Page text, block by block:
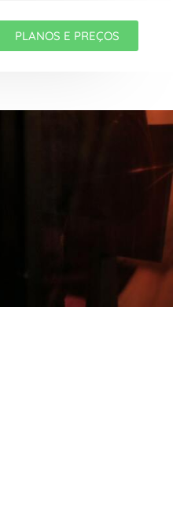
PLANOS E PREÇOS